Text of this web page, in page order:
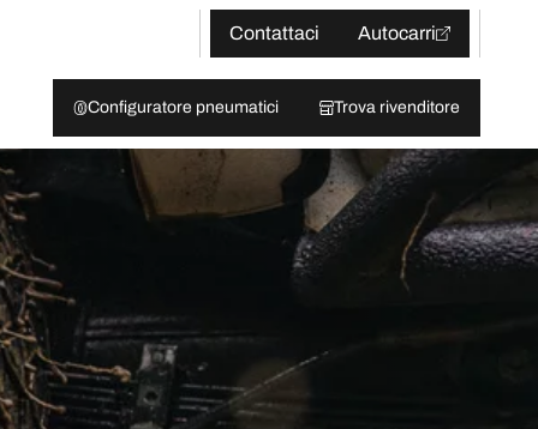
Contattaci
Autocarri
Configuratore pneumatici Trova rivenditore